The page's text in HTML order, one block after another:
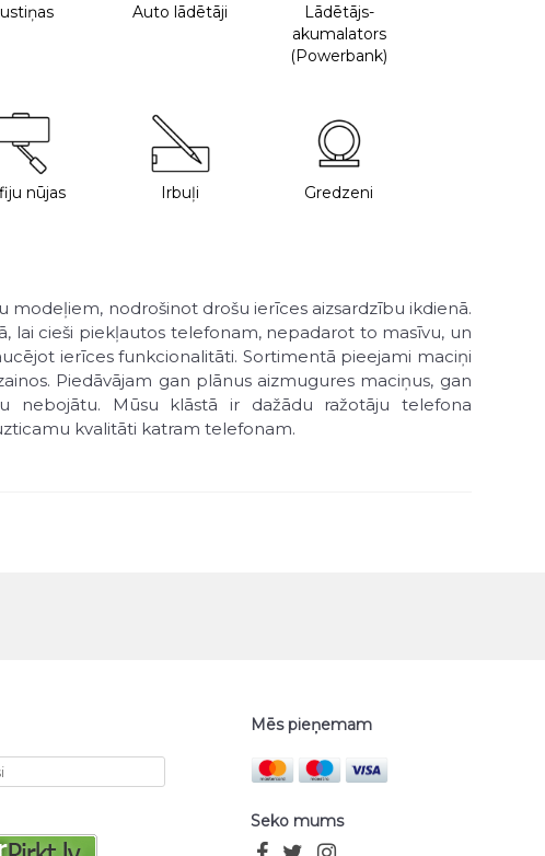
Auto lādētāji
Lādētājs-
akumalators
(Powerbank)
nūjas Irbuļi Gredzeni
nodrošinot drošu ierīces aizsardzību ikdienā.
lai cieši piekļautos telefonam, nepadarot to masīvu, un
ierīces funkcionalitāti. Sortimentā pieejami maciņi
Piedāvājam gan plānus aizmugures maciņus, gan
nebojātu. Mūsu klāstā ir dažādu ražotāju telefona
kvalitāti katram telefonam.
ir bezmaksas, izņemot gadījumus, kad prece ir akcijā
Mēs pieņemam
Seko mums